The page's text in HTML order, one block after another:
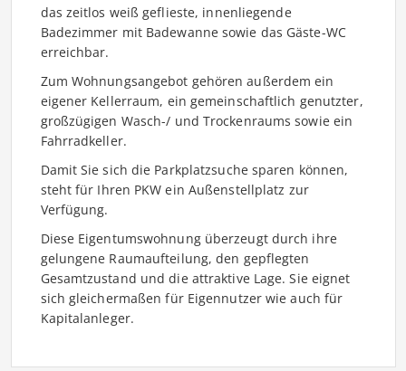
das zeitlos weiß geflieste, innenliegende
Badezimmer mit Badewanne sowie das Gäste-WC
erreichbar.
Zum Wohnungsangebot gehören außerdem ein
eigener Kellerraum, ein gemeinschaftlich genutzter,
großzügigen Wasch-/ und Trockenraums sowie ein
Fahrradkeller.
Damit Sie sich die Parkplatzsuche sparen können,
steht für Ihren PKW ein Außenstellplatz zur
Verfügung.
Diese Eigentumswohnung überzeugt durch ihre
gelungene Raumaufteilung, den gepflegten
Gesamtzustand und die attraktive Lage. Sie eignet
sich gleichermaßen für Eigennutzer wie auch für
Kapitalanleger.